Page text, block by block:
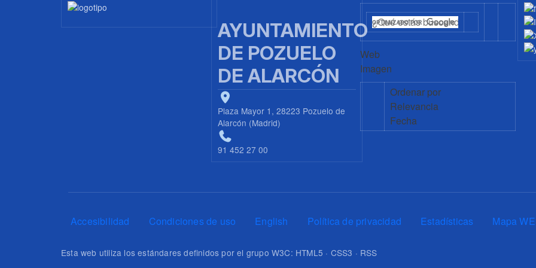
Imagen
AYUNTAMIENTO
DE POZUELO
DE ALARCÓN
Plaza Mayor 1, 28223 Pozuelo de
Alarcón (Madrid)
91 452 27 00
Web
Imagen
Ordenar por
Relevancia
Fecha
Pie de página
Accesibilidad Condiciones de uso English Política de privacidad Estadísticas Mapa
Esta web utiliza los estándares definidos por el grupo W3C: HTML5 · CSS3 · RSS